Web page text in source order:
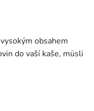
obsahem
do vaší kaše, müsli